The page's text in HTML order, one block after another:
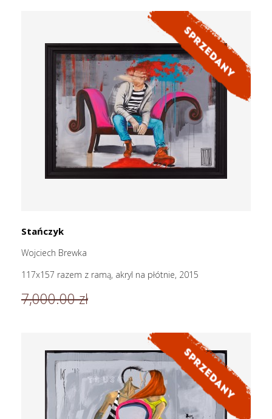
Stańczyk
Wojciech Brewka
117x157 razem z ramą, akryl na płótnie, 2015
7,000.00 zł